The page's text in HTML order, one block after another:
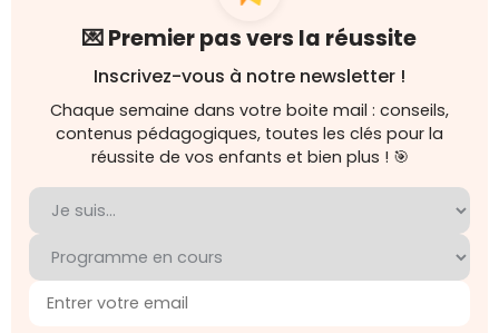
💌 Premier pas vers la réussite
Inscrivez-vous à notre newsletter !
Chaque semaine dans votre boite mail : conseils,
contenus pédagogiques, toutes les clés pour la
réussite de vos enfants et bien plus ! 🎯